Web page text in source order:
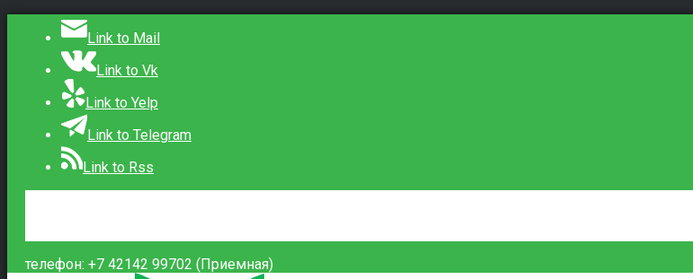
Link to Mail
Link to Vk
Link to Yelp
Link to Telegram
Link to Rss
телефон: +7 42142 99702 (Приемная)